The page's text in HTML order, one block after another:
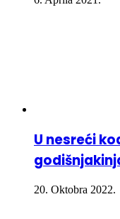
U nesreći
20. Oktobra 2022.